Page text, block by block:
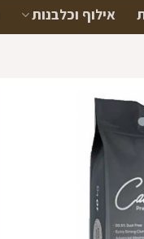
אילוף וכלבנות